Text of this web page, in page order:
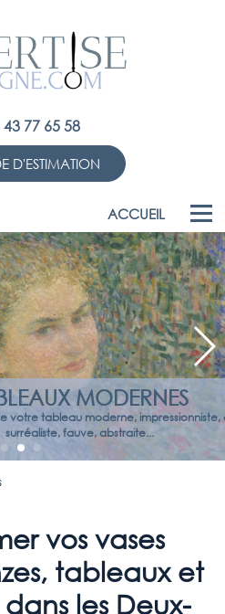
43 77 65 58
DEMANDE D'ESTIMATION
ACCUEIL
MODERNES
moderne, impressionniste, cubiste,
fauve, abstraite...
vos vases
tableaux et
les Deux-